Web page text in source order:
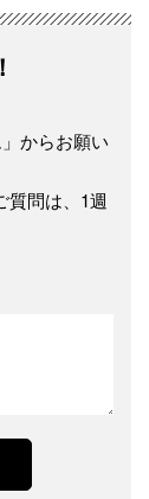
からお願い
質問は、1週